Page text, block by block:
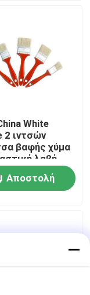
White
2 ιντσών
βαφής χύμα
λαβή
Αποστολή